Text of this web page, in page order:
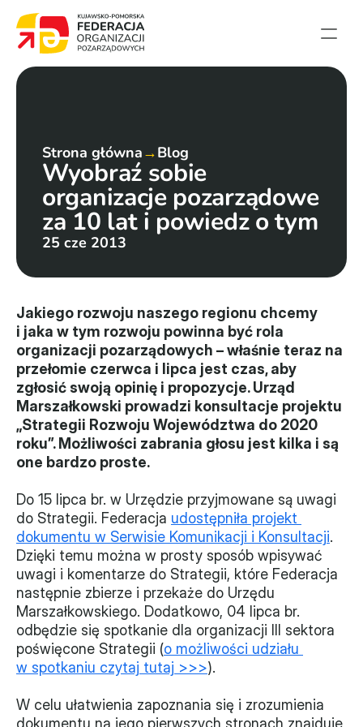
Projekty
Członkowie
English summary
Kontakt
Federacja
Statut i sprawozdania
Karta zasad
Władze
Historia i działania
Narzędzie samooceny
Kalendarz działań
Projekty
XVII forum NGO
Projekt z powiatem
Przystąp
Członkostwo
Procedura
Strona główna→Blog
Wyobraź sobie
organizacje pozarządowe
za 10 lat i powiedz o tym
25 cze 2013
Jakiego rozwoju naszego regionu chcemy
i jaka w tym rozwoju powinna być rola
organizacji pozarządowych – właśnie teraz na
przełomie czerwca i lipca jest czas, aby
zgłosić swoją opinię i propozycje. Urząd
Marszałkowski prowadzi konsultacje projektu
„Strategii Rozwoju Województwa do 2020
roku”. Możliwości zabrania głosu jest kilka i są
one bardzo proste.
Do 15 lipca br. w Urzędzie przyjmowane są uwagi
do Strategii. Federacja udostępniła projekt
dokumentu w Serwisie Komunikacji i Konsultacji.
Dzięki temu można w prosty sposób wpisywać
uwagi i komentarze do Strategii, które Federacja
następnie zbierze i przekaże do Urzędu
Marszałkowskiego. Dodatkowo, 04 lipca br.
odbędzie się spotkanie dla organizacji III sektora
poświęcone Strategii (o możliwości udziału
w spotkaniu czytaj tutaj >>>).
W celu ułatwienia zapoznania się i zrozumienia
dokumentu na jego pierwszych stronach znajduje